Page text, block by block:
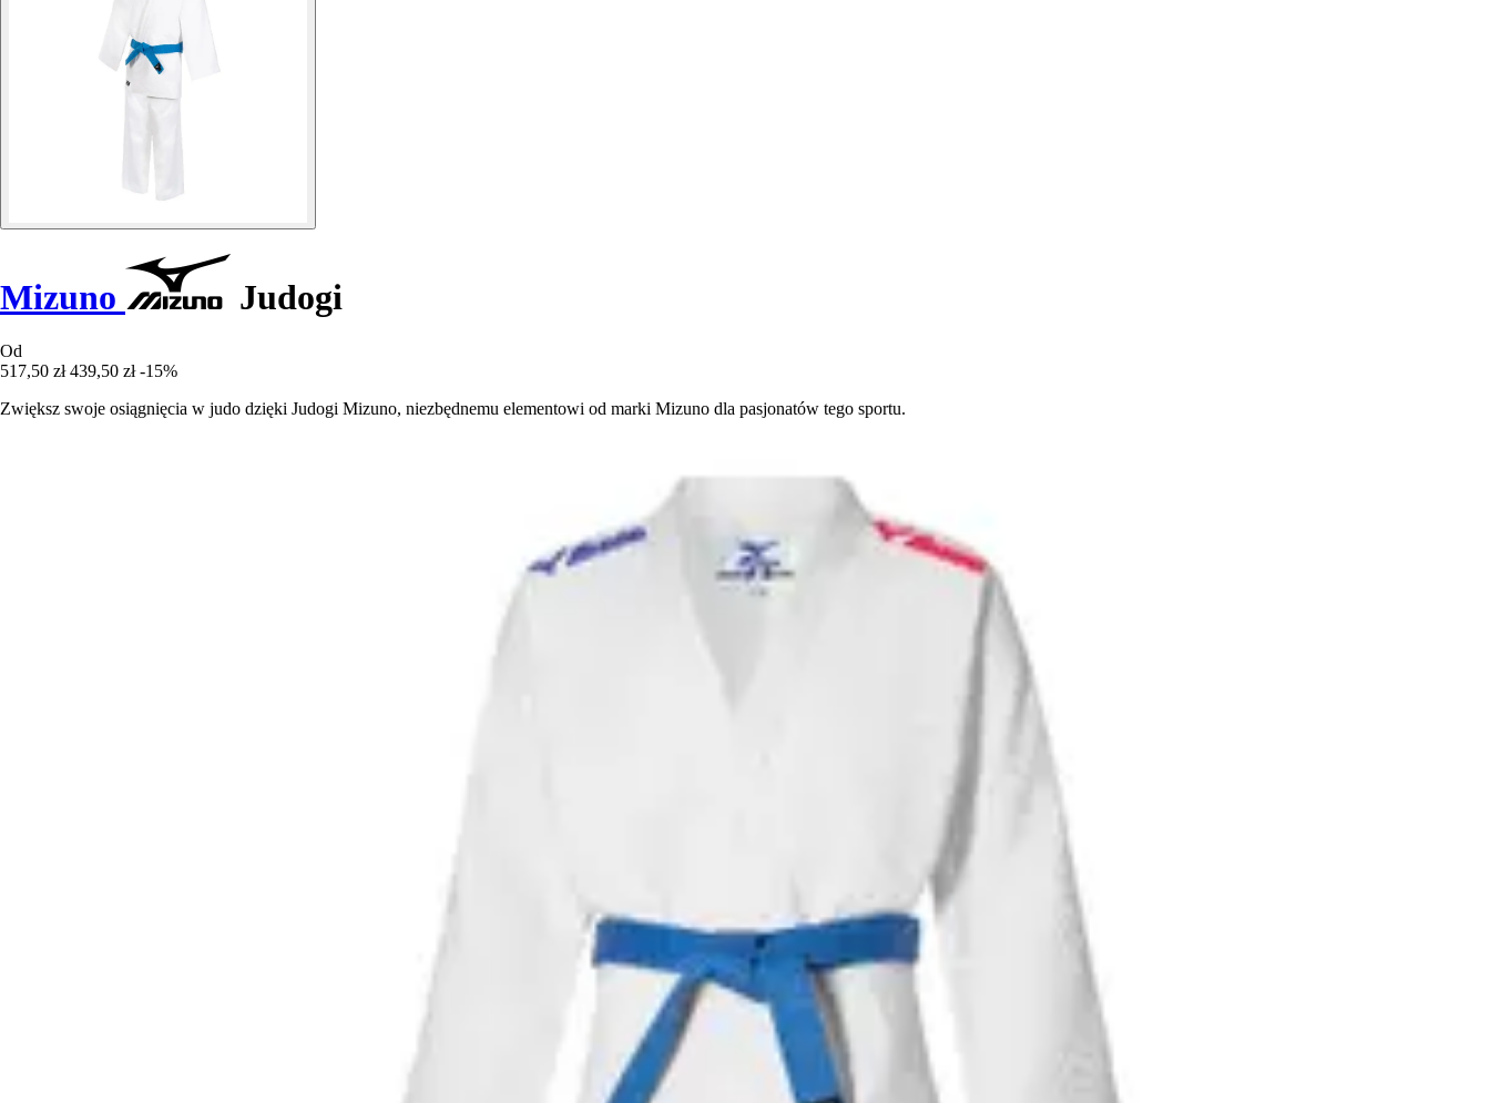
Mizuno Judogi
Od
517,50 zł 439,50 zł -15%
Zwiększ swoje osiągnięcia w judo dzięki Judogi Mizuno, niezbędnemu elementowi od marki Mizuno dla pasjonatów tego sportu.